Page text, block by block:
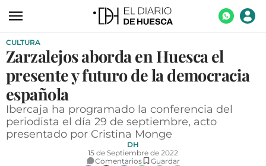
ACTUALIDAD
ECONOMÍA
TECNOLOGÍA
TURISMO
AGROALIMENTACIÓN
CULTURA
Zarzalejos aborda en Huesca el
presente y futuro de la democracia
española
Ibercaja ha programado la conferencia del
periodista el día 29 de septiembre, acto
presentado por Cristina Monge
DH
15 de Septiembre de 2022
Comentarios
Guardar